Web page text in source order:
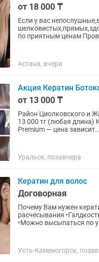
от 18 000 ₸
Если у вас
по приятным ценам
Астана, вчера
Акция Кератин
от 13 000 ₸
Район Циолковского и Жигули. АКЦИЯ! Кератин — 13 000
13 000 тг (любая длина) Кератин Premium — цена зависит от длины волос. Органопластика
Premium — цена
Уральск, позавчера
Кератин для волос
Договорная
Почему Вам нужен кератин? •Нет пуха и волн •Мягкость и шелковистость
расчесывания •Галдкость и блеск •Быстрее сохнут от фена
•Можно высыпаться по
Усть-Каменогорск,